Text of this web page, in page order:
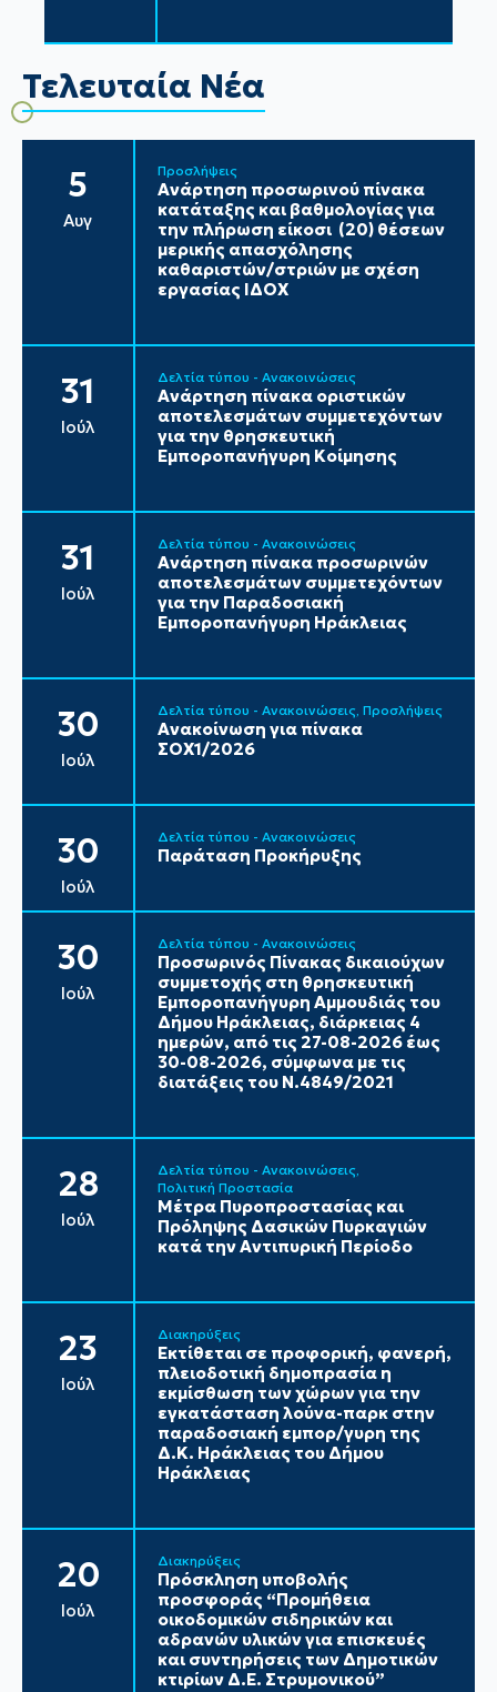
Τελευταία Νέα
5
Αυγ
Προσλήψεις
Ανάρτηση προσωρινού πίνακα
κατάταξης και βαθμολογίας για
την πλήρωση είκοσι (20) θέσεων
μερικής απασχόλησης
καθαριστών/στριών με σχέση
εργασίας ΙΔΟΧ
31
Ιούλ
Δελτία τύπου - Ανακοινώσεις
Ανάρτηση πίνακα οριστικών
αποτελεσμάτων συμμετεχόντων
για την θρησκευτική
Εμποροπανήγυρη Κοίμησης
31
Ιούλ
Δελτία τύπου - Ανακοινώσεις
Ανάρτηση πίνακα προσωρινών
αποτελεσμάτων συμμετεχόντων
για την Παραδοσιακή
Εμποροπανήγυρη Ηράκλειας
30
Ιούλ
Δελτία τύπου - Ανακοινώσεις Προσλήψεις
Ανακοίνωση για πίνακα
ΣΟΧ1/2026
30
Ιούλ
Δελτία τύπου - Ανακοινώσεις
Παράταση Προκήρυξης
30
Ιούλ
Δελτία τύπου - Ανακοινώσεις
Προσωρινός Πίνακας δικαιούχων
συμμετοχής στη θρησκευτική
Εμποροπανήγυρη Αμμουδιάς του
Δήμου Ηράκλειας, διάρκειας 4
ημερών, από τις 27-08-2026 έως
30-08-2026, σύμφωνα με τις
διατάξεις του Ν.4849/2021
28
Ιούλ
Δελτία τύπου - Ανακοινώσεις
Πολιτική Προστασία
Μέτρα Πυροπροστασίας και
Πρόληψης Δασικών Πυρκαγιών
κατά την Αντιπυρική Περίοδο
23
Ιούλ
Διακηρύξεις
Εκτίθεται σε προφορική, φανερή,
πλειοδοτική δημοπρασία η
εκμίσθωση των χώρων για την
εγκατάσταση λούνα-παρκ στην
παραδοσιακή εμπορ/γυρη της
Δ.Κ. Ηράκλειας του Δήμου
Ηράκλειας
20
Ιούλ
Διακηρύξεις
Πρόσκληση υποβολής
προσφοράς “Προμήθεια
οικοδομικών σιδηρικών και
αδρανών υλικών για επισκευές
και συντηρήσεις των Δημοτικών
κτιρίων Δ.Ε. Στρυμονικού”